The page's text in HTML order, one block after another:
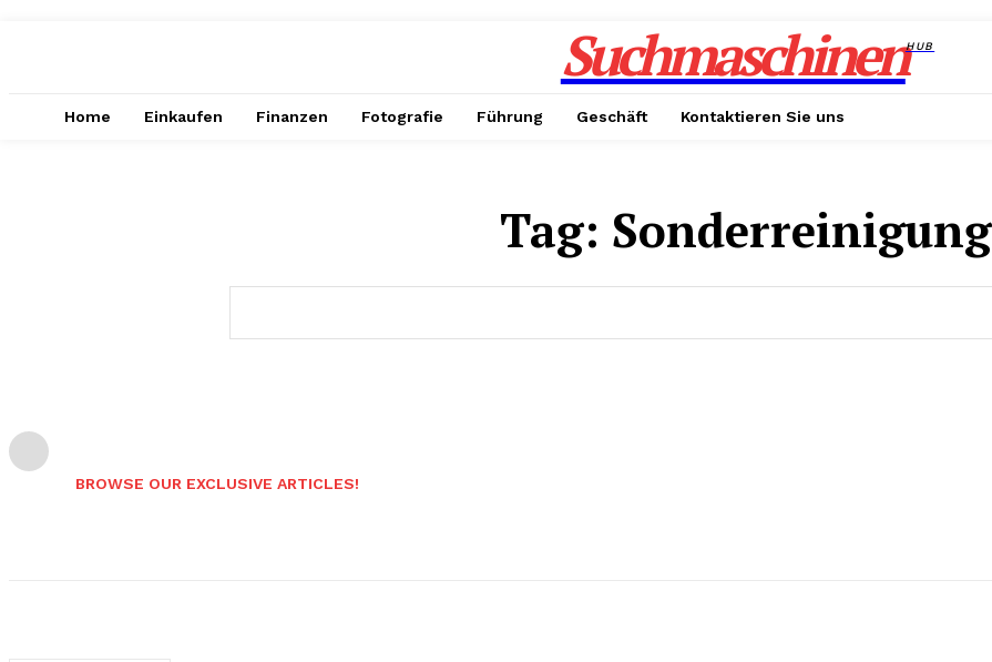
SuchmaschinenHUB
Home Einkaufen Finanzen Fotografie Führung Geschäft Kontaktieren Sie uns
Tag: Sonderreinigung
BROWSE OUR EXCLUSIVE ARTICLES!